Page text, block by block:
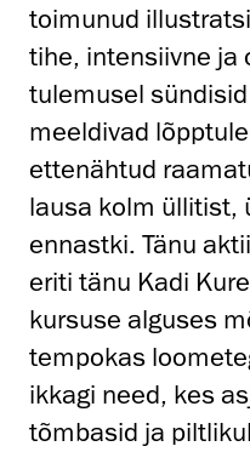
toimunud
tihe, intensiivne ja
tulemusel
meeldivad
ettenähtud
lausa kolm üllitist,
ennastki. Tänu
eriti tänu Kadi
kursuse alguses
tempokas
ikkagi need, kes
tõmbasid ja